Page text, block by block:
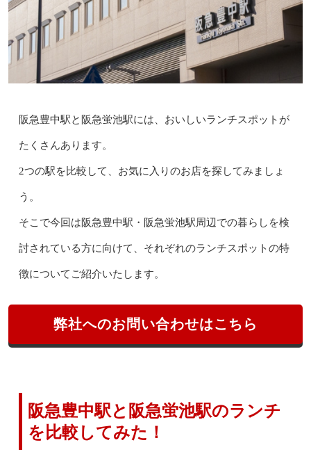
阪急豊中駅と阪急蛍池駅には、おいしいランチスポットが
たくさんあります。
2つの駅を比較して、お気に入りのお店を探してみましょ
う。
そこで今回は阪急豊中駅・阪急蛍池駅周辺での暮らしを検
討されている方に向けて、それぞれのランチスポットの特
徴についてご紹介いたします。
弊社へのお問い合わせはこちら
阪急豊中駅と阪急蛍池駅のランチ
を比較してみた！